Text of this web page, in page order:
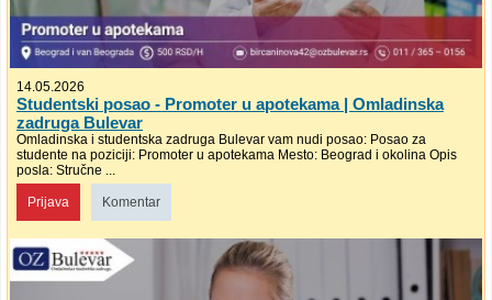
14.05.2026
Studentski posao - Promoter u apotekama | Omladinska
zadruga Bulevar
Omladinska i studentska zadruga Bulevar vam nudi posao: Posao za
studente na poziciji: Promoter u apotekama Mesto: Beograd i okolina Opis
posla: Stručne ...
Prijava Komentar